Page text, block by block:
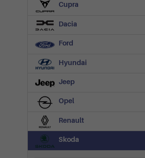
Cupra
Dacia
Ford
Hyundai
Jeep
Opel
Renault
Skoda